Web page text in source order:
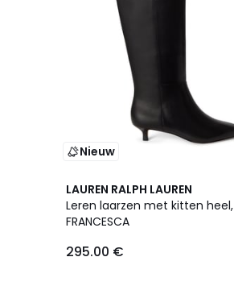
Nieuw
LAUREN RALPH LAUREN
Leren laarzen met kitten heel,
FRANCESCA
295.00 €